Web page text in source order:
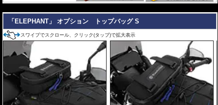
「ELEPHANT」 オプション トップバッグ S
スワイプでスクロール、クリック(タップ)で拡大表示